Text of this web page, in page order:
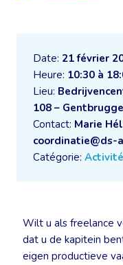
Date: 21 février
Heure: 10:30 à
Lieu:
108 – Gentbrugge
Contact: Marie
coordinatie@ds-
Catégorie:
Wilt u als freelance
dat u de kapitein
eigen productieve